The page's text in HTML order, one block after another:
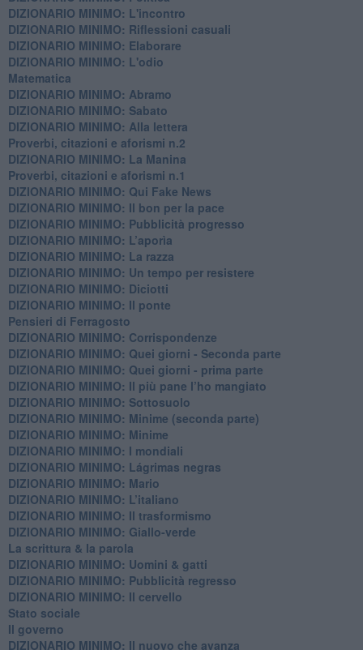
DIZIONARIO MINIMO: L'incontro
DIZIONARIO MINIMO: Riflessioni casuali
DIZIONARIO MINIMO: Elaborare
DIZIONARIO MINIMO: L'odio
​Matematica
DIZIONARIO MINIMO: Abramo
DIZIONARIO MINIMO: Sabato
​DIZIONARIO MINIMO: Alla lettera
Proverbi, citazioni e aforismi n.2
DIZIONARIO MINIMO: La Manina
​Proverbi, citazioni e aforismi n.1
DIZIONARIO MINIMO: Qui Fake News
DIZIONARIO MINIMO: ​Il bon per la pace
DIZIONARIO MINIMO: Pubblicità progresso
DIZIONARIO MINIMO: L’aporìa
DIZIONARIO MINIMO: La razza
DIZIONARIO MINIMO: Un tempo per resistere
DIZIONARIO MINIMO: Diciotti
DIZIONARIO MINIMO: Il ponte
Pensieri di Ferragosto
DIZIONARIO MINIMO: Corrispondenze
DIZIONARIO MINIMO: Quei giorni - Seconda parte
DIZIONARIO MINIMO: Quei giorni - prima parte
DIZIONARIO MINIMO: Il più pane l’ho mangiato
DIZIONARIO MINIMO: Sottosuolo
DIZIONARIO MINIMO: Minime (seconda parte)
DIZIONARIO MINIMO: Minime
DIZIONARIO MINIMO: ​I mondiali
DIZIONARIO MINIMO: ​Lágrimas negras
DIZIONARIO MINIMO: Mario
DIZIONARIO MINIMO: L’italiano
DIZIONARIO MINIMO: Il trasformismo
DIZIONARIO MINIMO: Giallo-verde
La scrittura & la parola
​DIZIONARIO MINIMO: Uomini & gatti
DIZIONARIO MINIMO: ​Pubblicità regresso
DIZIONARIO MINIMO: Il cervello
Stato sociale
Il governo
DIZIONARIO MINIMO: Il nuovo che avanza